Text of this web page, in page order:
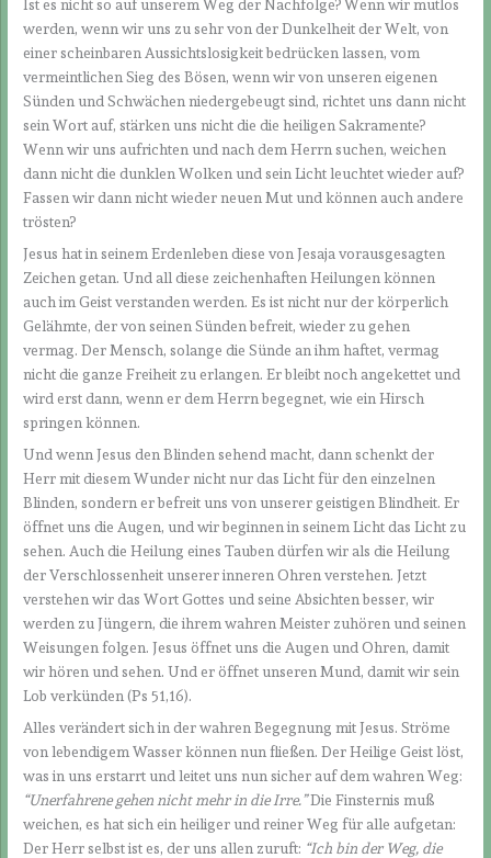
Ist es nicht so auf unserem Weg der Nachfolge? Wenn wir mutlos
werden, wenn wir uns zu sehr von der Dunkelheit der Welt, von
einer scheinbaren Aussichtslosigkeit bedrücken lassen, vom
vermeintlichen Sieg des Bösen, wenn wir von unseren eigenen
Sünden und Schwächen niedergebeugt sind, richtet uns dann nicht
sein Wort auf, stärken uns nicht die die heiligen Sakramente?
Wenn wir uns aufrichten und nach dem Herrn suchen, weichen
dann nicht die dunklen Wolken und sein Licht leuchtet wieder auf?
Fassen wir dann nicht wieder neuen Mut und können auch andere
trösten?
Jesus hat in seinem Erdenleben diese von Jesaja vorausgesagten
Zeichen getan. Und all diese zeichenhaften Heilungen können
auch im Geist verstanden werden. Es ist nicht nur der körperlich
Gelähmte, der von seinen Sünden befreit, wieder zu gehen
vermag. Der Mensch, solange die Sünde an ihm haftet, vermag
nicht die ganze Freiheit zu erlangen. Er bleibt noch angekettet und
wird erst dann, wenn er dem Herrn begegnet, wie ein Hirsch
springen können.
Und wenn Jesus den Blinden sehend macht, dann schenkt der
Herr mit diesem Wunder nicht nur das Licht für den einzelnen
Blinden, sondern er befreit uns von unserer geistigen Blindheit. Er
öffnet uns die Augen, und wir beginnen in seinem Licht das Licht zu
sehen. Auch die Heilung eines Tauben dürfen wir als die Heilung
der Verschlossenheit unserer inneren Ohren verstehen. Jetzt
verstehen wir das Wort Gottes und seine Absichten besser, wir
werden zu Jüngern, die ihrem wahren Meister zuhören und seinen
Weisungen folgen. Jesus öffnet uns die Augen und Ohren, damit
wir hören und sehen. Und er öffnet unseren Mund, damit wir sein
Lob verkünden (Ps 51,16).
Alles verändert sich in der wahren Begegnung mit Jesus. Ströme
von lebendigem Wasser können nun fließen. Der Heilige Geist löst,
was in uns erstarrt und leitet uns nun sicher auf dem wahren Weg:
“Unerfahrene gehen nicht mehr in die Irre.”Die Finsternis muß
weichen, es hat sich ein heiliger und reiner Weg für alle aufgetan:
Der Herr selbst ist es, der uns allen zuruft: “Ich bin der Weg, die